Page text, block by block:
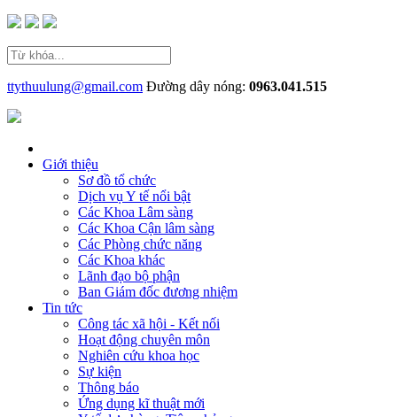
ttythuulung@gmail.com Đường dây nóng: 0963.041.515
Giới thiệu
Sơ đồ tổ chức
Dịch vụ Y tế nổi bật
Các Khoa Lâm sàng
Các Khoa Cận lâm sàng
Các Phòng chức năng
Các Khoa khác
Lãnh đạo bộ phận
Ban Giám đốc đương nhiệm
Tin tức
Công tác xã hội - Kết nối
Hoạt động chuyên môn
Nghiên cứu khoa học
Sự kiện
Thông báo
Ứng dụng kĩ thuật mới